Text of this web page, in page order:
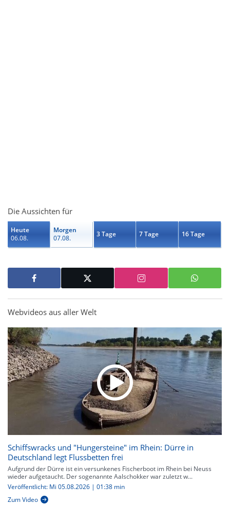
Die Aussichten für
Heute
06.08.
Morgen
07.08.
3 Tage 7 Tage 16 Tage
Webvideos aus aller Welt
Schiffswracks und "Hungersteine" im Rhein: Dürre in
Deutschland legt Flussbetten frei
Aufgrund der Dürre ist ein versunkenes Fischerboot im Rhein bei Neuss
wieder aufgetaucht. Der sogenannte Aalschokker war zuletzt w...
Veröffentlicht: Mi 05.08.2026 | 01:38 min
Zum Video